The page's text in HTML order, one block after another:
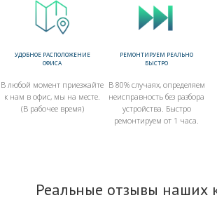
УДОБНОЕ РАСПОЛОЖЕНИЕ
ОФИСА
В любой момент приезжайте
к нам в офис, мы на месте.
(В рабочее время)
РЕМОНТИРУЕМ РЕАЛЬНО
БЫСТРО
В 80% случаях, определяем
неисправность без разбора
устройства. Быстро
ремонтируем от 1 часа.
Реальные отзывы наших